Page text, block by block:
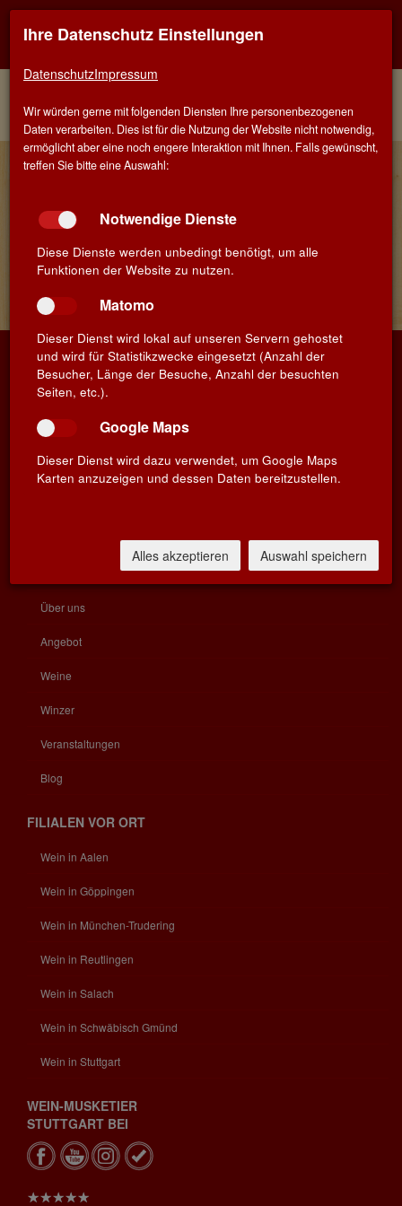
Weinregionen
Rueda, Spanien
Finden Sie Ihren Lieblingswein!
Bitte geben Sie einen Suchbegriff mit mindestens 3 Zeichen
WEIN-MUSKETIER
Öffnungszeiten
Impressum
Datenschutz
Über uns
Angebot
Weine
Winzer
Veranstaltungen
Blog
FILIALEN VOR ORT
Wein in Aalen
Wein in Göppingen
Wein in München-Trudering
Wein in Reutlingen
Wein in Salach
Wein in Schwäbisch Gmünd
Wein in Stuttgart
WEIN-MUSKETIER
STUTTGART BEI
Ihre Datenschutz Einstellungen
DatenschutzImpressum
Wir würden gerne mit folgenden Diensten Ihre personenbezogenen
Daten verarbeiten. Dies ist für die Nutzung der Website nicht notwendig,
ermöglicht aber eine noch engere Interaktion mit Ihnen. Falls gewünscht,
treffen Sie bitte eine Auswahl:
Notwendige Dienste
Diese Dienste werden unbedingt benötigt, um alle
Funktionen der Website zu nutzen.
Matomo
Dieser Dienst wird lokal auf unseren Servern gehostet
und wird für Statistikzwecke eingesetzt (Anzahl der
Besucher, Länge der Besuche, Anzahl der besuchten
Seiten, etc.).
Google Maps
Dieser Dienst wird dazu verwendet, um Google Maps
Karten anzuzeigen und dessen Daten bereitzustellen.
Alles akzeptieren Auswahl speichern